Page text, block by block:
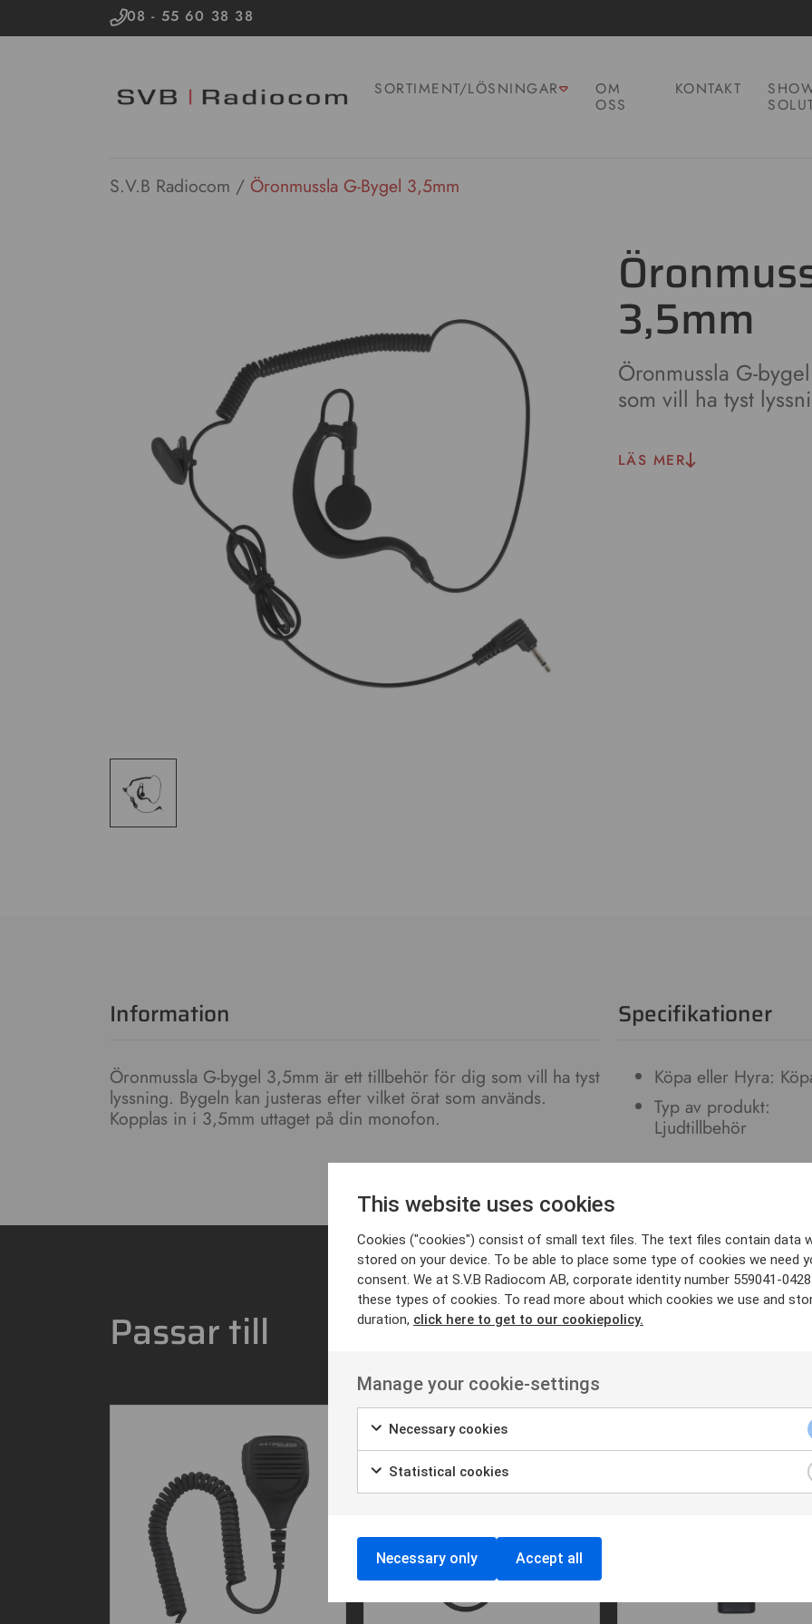
08 - 55 60 38 38
SORTIMENT/LÖSNINGAR OM
OSS
KONTAKT
S.V.B Radiocom / Öronmussla G-Bygel 3,5mm
3,5mm
Öronmussla G-
som vill ha tyst
LÄS MER
Information
Öronmussla G-bygel 3,5mm är ett tillbehör för dig som vill ha tyst
lyssning. Bygeln kan justeras efter vilket örat som används.
Kopplas in i 3,5mm uttaget på din monofon.
Specifikationer
Köpa eller Hyra:
Typ av produkt:
Ljudtillbehör
Passar till
This website uses cookies
Cookies ("cookies") consist of small text files. The text files contain data
stored on your device. To be able to place some type of cookies we need
consent. We at S.V.B Radiocom AB, corporate identity number 559041-
these types of cookies. To read more about which cookies we use and
duration, click here to get to our cookiepolicy.
Manage your cookie-settings
Necessary cookies
Statistical cookies
Necessary only Accept all